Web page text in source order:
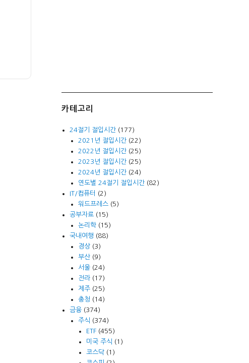
카테고리
24절기 절입시간 (177)
2021년 절입시간(22)
2022년 절입시간(25)
2023년 절입시간(25)
2024년 절입시간(24)
연도별 24절기 절입시간(82)
IT/컴퓨터
(2)
워드프레스(5)
공부자료 (15)
논리학(15)
국내여행 (88)
경상(3)
부산(9)
서울(24)
전라(17)
제주(25)
충청 (14)
금융 (374)
주식 (374)
ETF(455)
미국 주식 (1)
코스닥(1)